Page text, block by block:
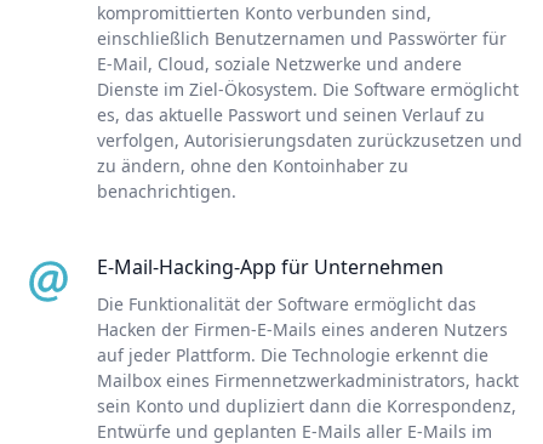
kompromittierten Konto verbunden sind,
einschließlich Benutzernamen und Passwörter für
E-Mail, Cloud, soziale Netzwerke und andere
Dienste im Ziel-Ökosystem. Die Software ermöglicht
es, das aktuelle Passwort und seinen Verlauf zu
verfolgen, Autorisierungsdaten zurückzusetzen und
zu ändern, ohne den Kontoinhaber zu
benachrichtigen.
E-Mail-Hacking-App für Unternehmen
Die Funktionalität der Software ermöglicht das
Hacken der Firmen-E-Mails eines anderen Nutzers
auf jeder Plattform. Die Technologie erkennt die
Mailbox eines Firmennetzwerkadministrators, hackt
sein Konto und dupliziert dann die Korrespondenz,
Entwürfe und geplanten E-Mails aller E-Mails im